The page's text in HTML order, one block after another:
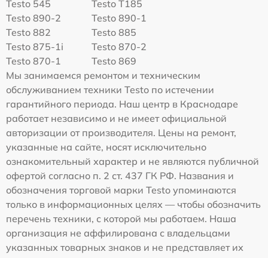
Testo 545
Testo T185
Testo 890-2
Testo 890-1
Testo 882
Testo 885
Testo 875-1i
Testo 870-2
Testo 870-1
Testo 869
Мы занимаемся ремонтом и техническим
обслуживанием техники Testo по истечении
гарантийного периода. Наш центр в Краснодаре
работает независимо и не имеет официальной
авторизации от производителя. Цены на ремонт,
указанные на сайте, носят исключительно
ознакомительный характер и не являются публичной
офертой согласно п. 2 ст. 437 ГК РФ. Названия и
обозначения торговой марки Testo упоминаются
только в информационных целях — чтобы обозначить
перечень техники, с которой мы работаем. Наша
организация не аффилирована с владельцами
указанных товарных знаков и не представляет их